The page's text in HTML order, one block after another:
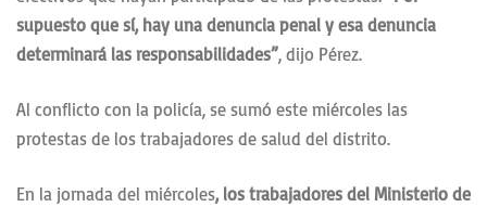
supuesto que sí, hay una denuncia penal y esa denuncia
determinará las responsabilidades”, dijo Pérez.
Al conflicto con la policía, se sumó este miércoles las
protestas de los trabajadores de salud del distrito.
En la jornada del miércoles, los trabajadores del Ministerio de